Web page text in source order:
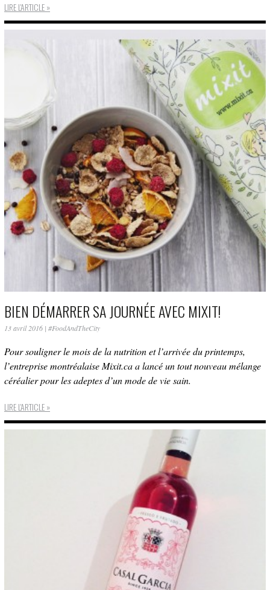
LIRE L'ARTICLE »
BIEN DÉMARRER SA JOURNÉE AVEC MIXIT!
13 avril 2016 | #FoodAndTheCity
Pour souligner le mois de la nutrition et l’arrivée du printemps,
l’entreprise montréalaise Mixit.ca a lancé un tout nouveau mélange
céréalier pour les adeptes d’un mode de vie sain.
LIRE L'ARTICLE »